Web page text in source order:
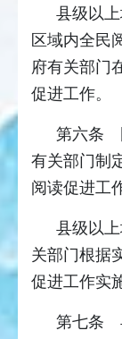
县级以
区域内全民
府有关部门
促进工作。
第六条
有关部门制
阅读促进工
县级以
关部门根据
促进工作实
第七条